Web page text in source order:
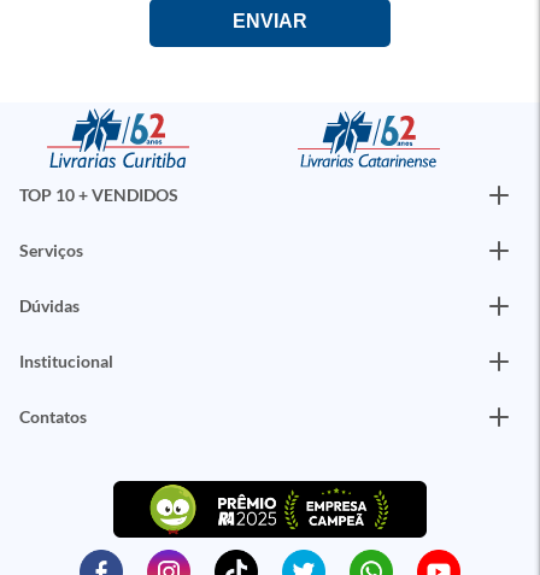
TOP 10 + VENDIDOS
Serviços
Dúvidas
Institucional
Contatos